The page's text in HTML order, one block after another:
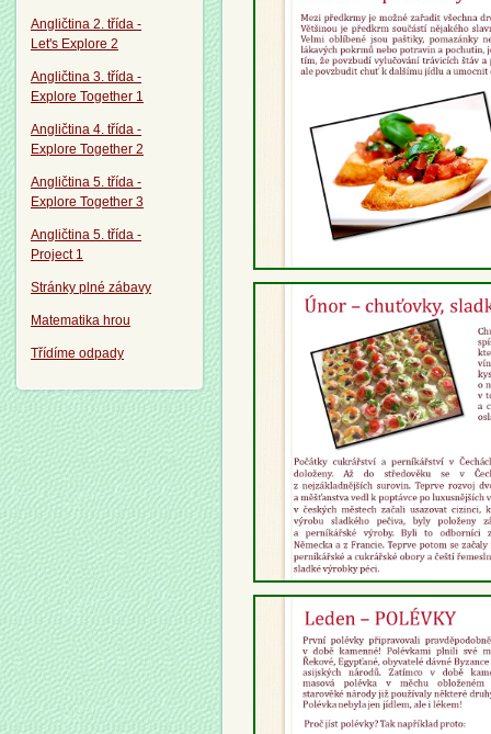
Angličtina 2. třída -
Let's Explore 2
Angličtina 3. třída -
Explore Together 1
Angličtina 4. třída -
Explore Together 2
Angličtina 5. třída -
Explore Together 3
Angličtina 5. třída -
Project 1
Stránky plné zábavy
Matematika hrou
Třídíme odpady